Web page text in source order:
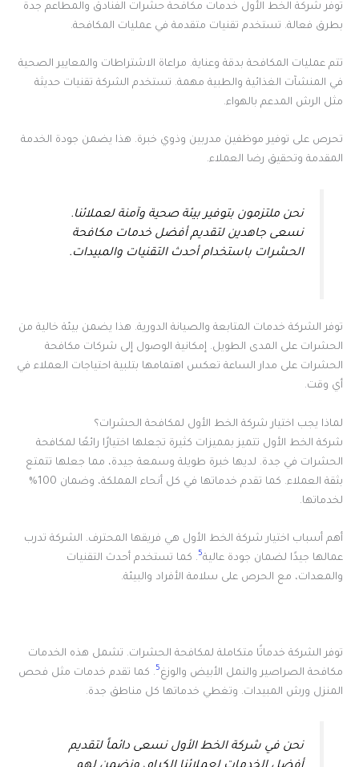
توفر شركة الخط الأول خدمات مكافحة حشرات الفنادق والمطاعم جدة
بطرق فعالة. تستخدم تقنيات متقدمة في عمليات المكافحة.
تتم عمليات المكافحة بدقة وعناية. مراعاة الاشتراطات والمعايير الصحية
في المنشآت الغذائية والطبية مهمة. تستخدم الشركة تقنيات حديثة
مثل الرش المدعم بالهواء.
تحرص على توفير موظفين مدربين وذوي خبرة. هذا يضمن جودة الخدمة
المقدمة وتحقيق رضا العملاء.
نحن ملتزمون بتوفير بيئة صحية وآمنة لعملائنا.
نسعى جاهدين لتقديم أفضل خدمات مكافحة
الحشرات باستخدام أحدث التقنيات والمبيدات.
توفر الشركة خدمات المتابعة والصيانة الدورية. هذا يضمن بيئة خالية من
الحشرات على المدى الطويل. إمكانية الوصول إلى شركات مكافحة
الحشرات على مدار الساعة تعكس اهتمامها بتلبية احتياجات العملاء في
أي وقت.
لماذا يجب اختيار شركة الخط الأول لمكافحة الحشرات؟
شركة الخط الأول تتميز بمميزات كثيرة تجعلها اختيارًا رائعًا لمكافحة
الحشرات في جدة. لديها خبرة طويلة وسمعة جيدة، مما جعلها تتمتع
بثقة العملاء. كما تقدم خدماتها في كل أنحاء المملكة، وضمان 100%
لخدماتها.
أهم أسباب اختيار شركة الخط الأول هي فريقها المحترف. الشركة تدرب
عمالها جيدًا لضمان جودة عالية5. كما تستخدم أحدث التقنيات
والمعدات، مع الحرص على سلامة الأفراد والبيئة.
توفر الشركة خدماتًا متكاملة لمكافحة الحشرات. تشمل هذه الخدمات
مكافحة الصراصير والنمل الأبيض والوزغ5. كما تقدم خدمات مثل فحص
المنزل ورش المبيدات. وتغطي خدماتها كل مناطق جدة.
نحن في شركة الخط الأول نسعى دائماً لتقديم